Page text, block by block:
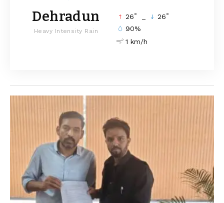
Dehradun
Heavy Intensity Rain
26° 26°
90%
1 km/h